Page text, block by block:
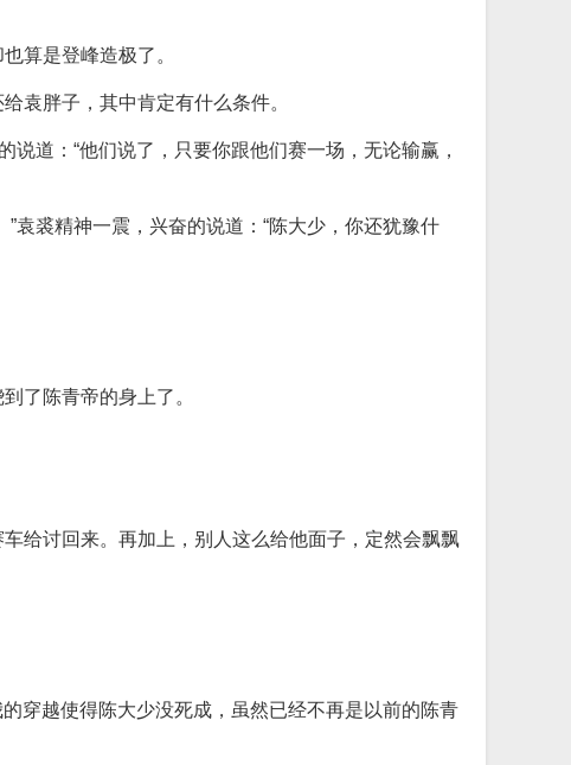
算是登峰造极了。
袁胖子，其中肯定有什么条件。
道：“他们说了，只要你跟他们赛一场，无论输赢，
袁裘精神一震，兴奋的说道：“陈大少，你还犹豫什
了陈青帝的身上了。
给讨回来。再加上，别人这么给他面子，定然会飘飘
穿越使得陈大少没死成，虽然已经不再是以前的陈青